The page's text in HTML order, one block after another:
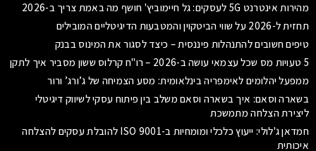
מהירות אינטרנט 5G לעסקים: גל חיימוביץ' חושף מה באמת צריך ב-2026
תחזית ל-2026 על שווי הביטקוין והמטבעות הדיגיטליים המובילים
טיפים חשובים להתנהלות פיננסית – כיצד לסגור את המינוס בבנק
5 טעויות מס שכל עצמאי עושה ב-2026 – רו"ח קרלוס ששון מסביר איך לתקן
ממפעל יהלומים לאימפריה בינלאומית: מסע הצמיחה של ג’ורג’ ורור
בשארה וסאם: איך בשארה וסאם משלב בין פיתוח עסקי לשיווק דיגיטלי
ליצירת הצלחה מתמשכת
חמדאן ג'לולי: ייעוץ כלכלי ומומחיות ב-ISO 9001 להובלת עסקים להצלחה
איכותית